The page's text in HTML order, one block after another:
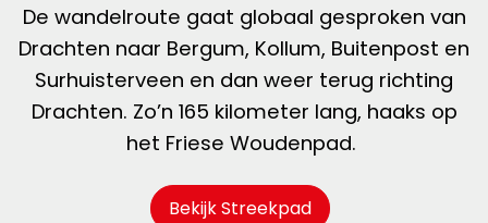
De wandelroute gaat globaal gesproken van
Drachten naar Bergum, Kollum, Buitenpost en
Surhuisterveen en dan weer terug richting
Drachten. Zo’n 165 kilometer lang, haaks op
het Friese Woudenpad.
Bekijk Streekpad